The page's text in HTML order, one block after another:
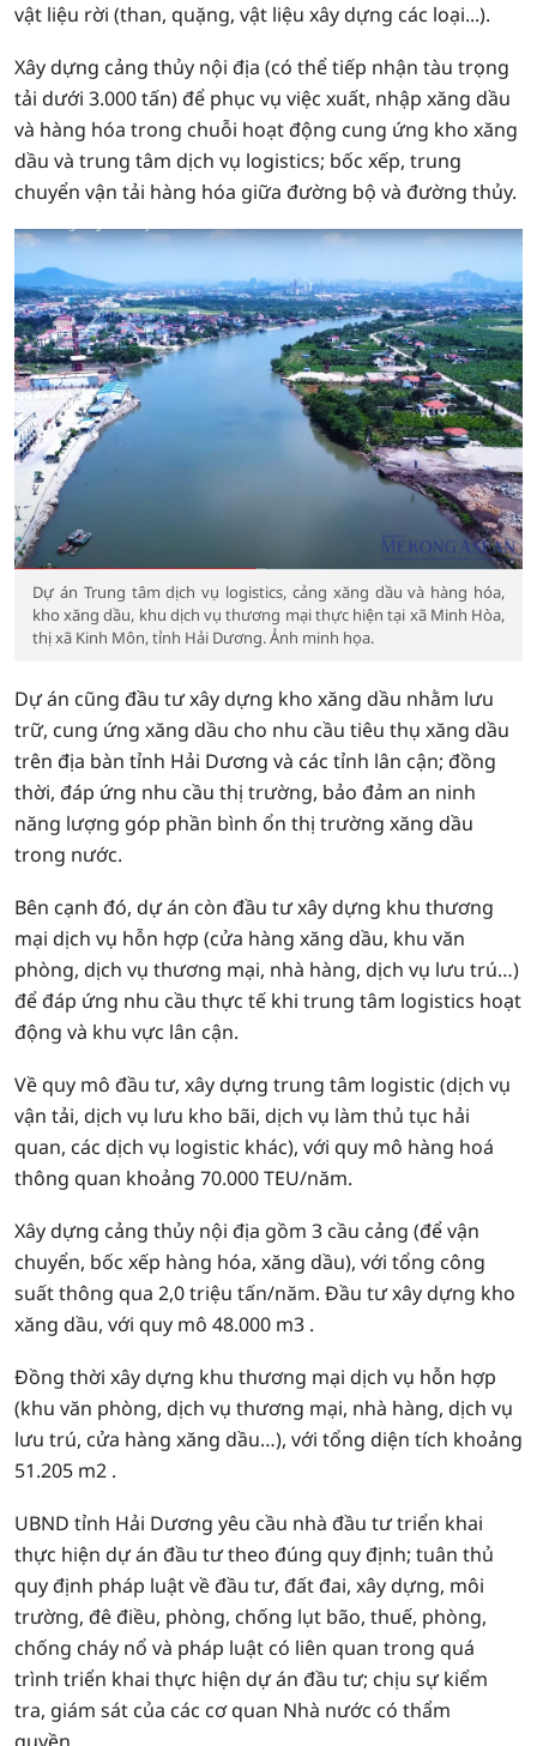
vật liệu rời (than, quặng, vật liệu xây dựng các loại...).
Xây dựng cảng thủy nội địa (có thể tiếp nhận tàu trọng
tải dưới 3.000 tấn) để phục vụ việc xuất, nhập xăng dầu
và hàng hóa trong chuỗi hoạt động cung ứng kho xăng
dầu và trung tâm dịch vụ logistics; bốc xếp, trung
chuyển vận tải hàng hóa giữa đường bộ và đường thủy.
Dự án Trung tâm dịch vụ logistics, cảng xăng dầu và hàng hóa,
kho xăng dầu, khu dịch vụ thương mại thực hiện tại xã Minh Hòa,
thị xã Kinh Môn, tỉnh Hải Dương. Ảnh minh họa.
Dự án cũng đầu tư xây dựng kho xăng dầu nhằm lưu
trữ, cung ứng xăng dầu cho nhu cầu tiêu thụ xăng dầu
trên địa bàn tỉnh Hải Dương và các tỉnh lân cận; đồng
thời, đáp ứng nhu cầu thị trường, bảo đảm an ninh
năng lượng góp phần bình ổn thị trường xăng dầu
trong nước.
Bên cạnh đó, dự án còn đầu tư xây dựng khu thương
mại dịch vụ hỗn hợp (cửa hàng xăng dầu, khu văn
phòng, dịch vụ thương mại, nhà hàng, dịch vụ lưu trú…)
để đáp ứng nhu cầu thực tế khi trung tâm logistics hoạt
động và khu vực lân cận.
Về quy mô đầu tư, xây dựng trung tâm logistic (dịch vụ
vận tải, dịch vụ lưu kho bãi, dịch vụ làm thủ tục hải
quan, các dịch vụ logistic khác), với quy mô hàng hoá
thông quan khoảng 70.000 TEU/năm.
Xây dựng cảng thủy nội địa gồm 3 cầu cảng (để vận
chuyển, bốc xếp hàng hóa, xăng dầu), với tổng công
suất thông qua 2,0 triệu tấn/năm. Đầu tư xây dựng kho
xăng dầu, với quy mô 48.000 m3 .
Đồng thời xây dựng khu thương mại dịch vụ hỗn hợp
(khu văn phòng, dịch vụ thương mại, nhà hàng, dịch vụ
lưu trú, cửa hàng xăng dầu…), với tổng diện tích khoảng
51.205 m2 .
UBND tỉnh Hải Dương yêu cầu nhà đầu tư triển khai
thực hiện dự án đầu tư theo đúng quy định; tuân thủ
quy định pháp luật về đầu tư, đất đai, xây dựng, môi
trường, đê điều, phòng, chống lụt bão, thuế, phòng,
chống cháy nổ và pháp luật có liên quan trong quá
trình triển khai thực hiện dự án đầu tư; chịu sự kiểm
tra, giám sát của các cơ quan Nhà nước có thẩm